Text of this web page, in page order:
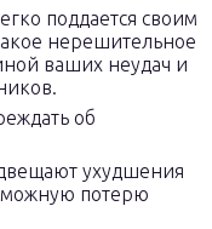
поддается своим
нерешительное
ваших неудач и
об
ухудшения
потерю